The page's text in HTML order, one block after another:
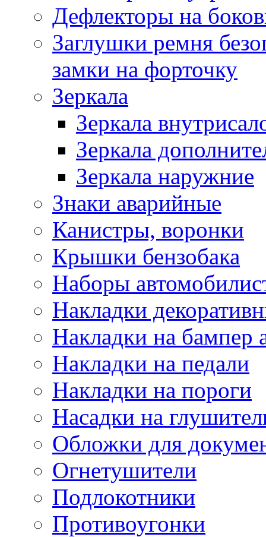
Дефлекторы на
Заглушки ремня
замки на форточку
Зеркала
Зеркала
Зеркала
Зеркала наружние
Знаки аварийные
Канистры, воронки
Крышки бензобака
Наборы
Накладки
Накладки на бампер
Накладки на педали
Накладки на пороги
Насадки на
Обложки для
Огнетушители
Подлокотники
Противоугонки